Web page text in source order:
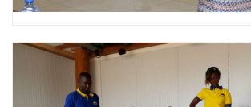
Formateurs des Formateurs)